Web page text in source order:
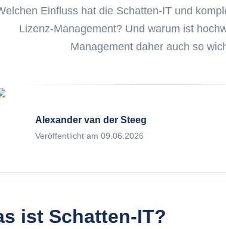
FoxPlex.com
Einfluss hat die Schatten-IT und
Lizenz-Management? Und warum ist
Management daher auch so
Alexander van der Steeg
Veröffentlicht am 09.06.2026
ist Schatten-IT?